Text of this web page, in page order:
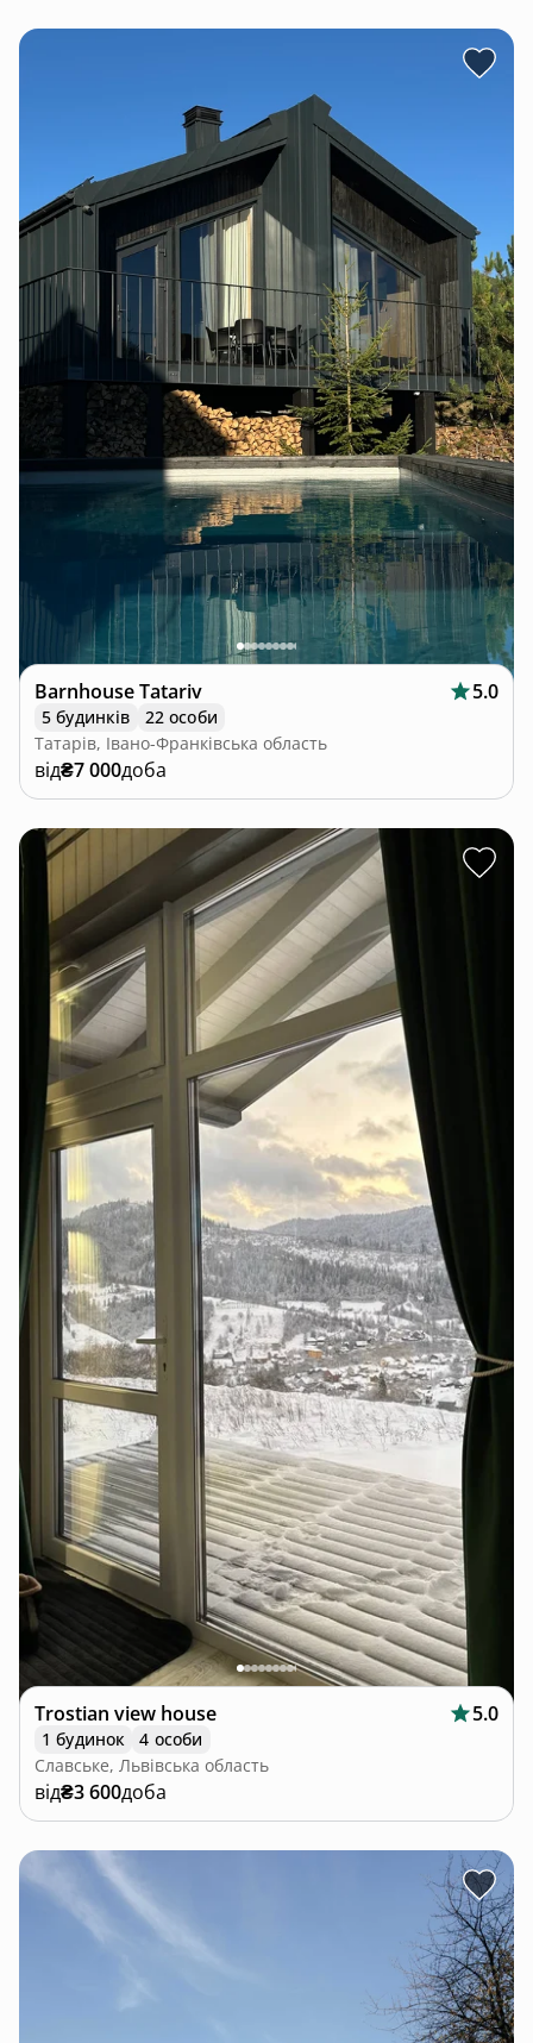
Barnhouse Tatariv 5.0
5 будинків
22 особи
Татарів, Івано-Франківська область
від₴7 000доба
Trostian view house 5.0
1 будинок
4 особи
Славське, Львівська область
від₴3 600доба